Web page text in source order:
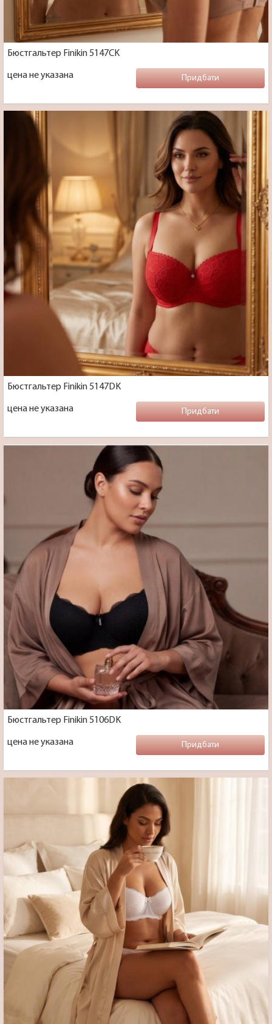
Бюстгальтер Finikin 5147CK
цена не указана Придбати
Бюстгальтер Finikin 5147DK
цена не указана Придбати
Бюстгальтер Finikin 5106DK
цена не указана Придбати